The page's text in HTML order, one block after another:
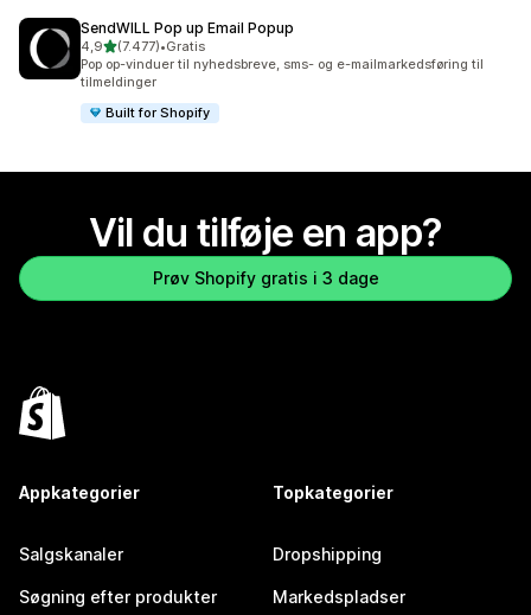
SendWILL Pop up Email Popup
4,9ud af 5 stjerner
(7.477)
7477 anmeldelser i alt
•Gratis
Pop op-vinduer til nyhedsbreve, sms- og e-mailmarkedsføring til
tilmeldinger
Built for Shopify
Vil du tilføje en app?
Prøv Shopify gratis i 3 dage
Appkategorier
Salgskanaler
Søgning efter produkter
Topkategorier
Dropshipping
Markedspladser